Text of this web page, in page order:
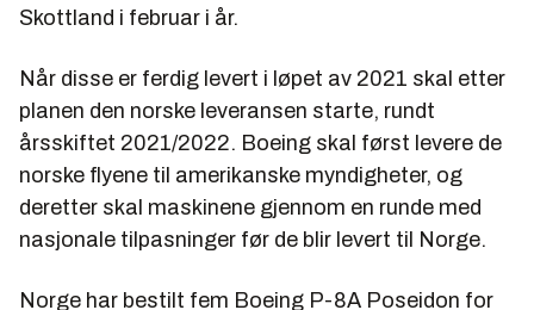
Skottland i februar i år.
Når disse er ferdig levert i løpet av 2021 skal etter
planen den norske leveransen starte, rundt
årsskiftet 2021/2022. Boeing skal først levere de
norske flyene til amerikanske myndigheter, og
deretter skal maskinene gjennom en runde med
nasjonale tilpasninger før de blir levert til Norge.
Norge har bestilt fem Boeing P-8A Poseidon for